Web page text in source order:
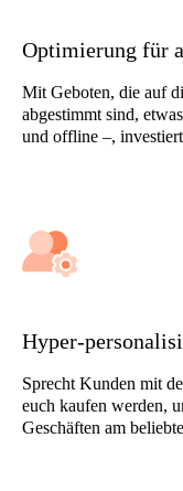
Optimierung für
Mit Geboten, die auf
abgestimmt sind,
und offline –,
Hyper-
Sprecht Kunden mit
euch kaufen werden,
Geschäften am